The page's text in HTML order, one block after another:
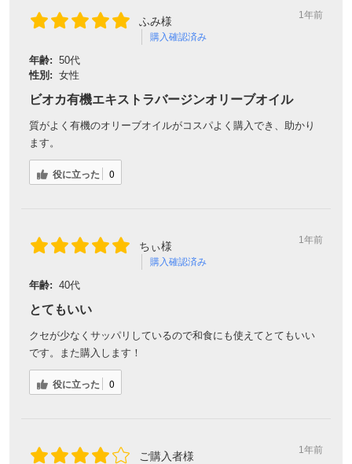
ふみ様
購入確認済み
1年前
年齢: 50代
性別: 女性
ビオカ有機エキストラバージンオリーブオイル
質がよく有機のオリーブオイルがコスパよく購入でき、助かり
ます。
役に立った 0
ちぃ様
購入確認済み
1年前
年齢: 40代
とてもいい
クセが少なくサッパリしているので和食にも使えてとてもいい
です。また購入します！
役に立った 0
ご購入者様 1年前